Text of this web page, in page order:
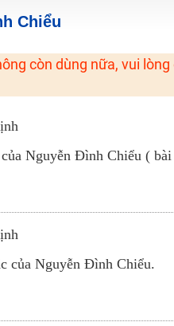
thi TN THPT - ĐH ít nhất 25 điểm
13/09/2024
11-15/11)
Hóa, Anh, Lý với giáo viên giỏi và nổi
Chiểu
còn dùng nữa, vui
Nguyễn Đình Chiểu (
của Nguyễn Đình Chiểu.